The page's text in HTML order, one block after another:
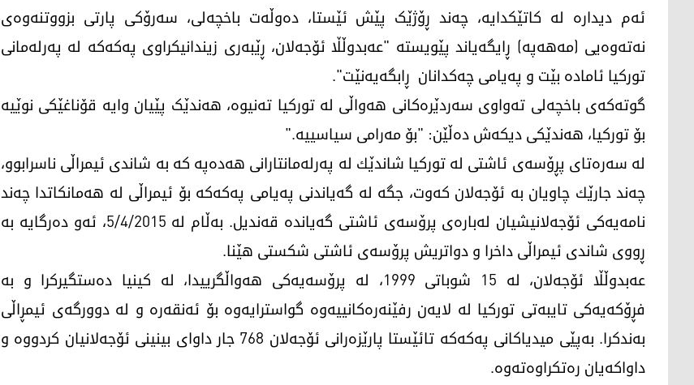
ئەم دیدارە لە کاتێکدایە، چەند ڕۆژێک پێش ئێستا، دەوڵەت باخچەلی، سەرۆکی پارتی بزووتنەوەی
نەتەوەیی (مەهەپە) ڕایگەیاند پێویستە "عەبدوڵڵا ئۆجەلان، ڕێبەری زیندانیکراوی پەکەکە لە پەرلەمانی
تورکیا ئامادە بێت و پەیامی چەکدانان ڕابگەیەنێت".
گوتەکەی باخچەلی تەواوی سەردێرەکانی هەواڵی لە تورکیا تەنیوە، هەندێک پێیان وایە قۆناغێکی نوێیە
بۆ تورکیا، هەندێکی دیکەش دەڵێن: "بۆ مەرامی سیاسییە."
لە سەرەتای پڕۆسەی ئاشتی لە توركیا شاندێك لە پەرلەمانتارانی ھەدەپە كە بە شاندی ئیمراڵی ناسرابوو،
چەند جارێك چاویان بە ئۆجەلان كەوت، جگە لە گەیاندنی پەیامی پەكەكە بۆ ئیمراڵی لە ھەمانكاتدا چەند
نامەیەكی ئۆجەلانیشیان لەبارەی پرۆسەی ئاشتی گەیاندە قەندیل. بەڵام لە 5/4/2015، ئەو دەرگایە بە
ڕووی شاندی ئیمراڵی داخرا و دواتریش پرۆسەی ئاشتی شكستی ھێنا.
عەبدوڵڵا ئۆجەلان، لە 15 شوباتی 1999، لە پرۆسەیەکی ھەواڵگرییدا، لە کینیا دەستگیرکرا و بە
فڕۆکەیەکی تایبەتی تورکیا لە لایەن رفێنەرەکانییەوە گواسترایەوە بۆ ئەنقەرە و لە دوورگەی ئیمڕاڵی
بەندكرا. بەپێی میدیاكانی پەكەكە تائێستا پارێزەرانی ئۆجەلان 768 جار داوای بینینی ئۆجەلانیان كردووە و
داواكەیان رەتكراوەتەوە.